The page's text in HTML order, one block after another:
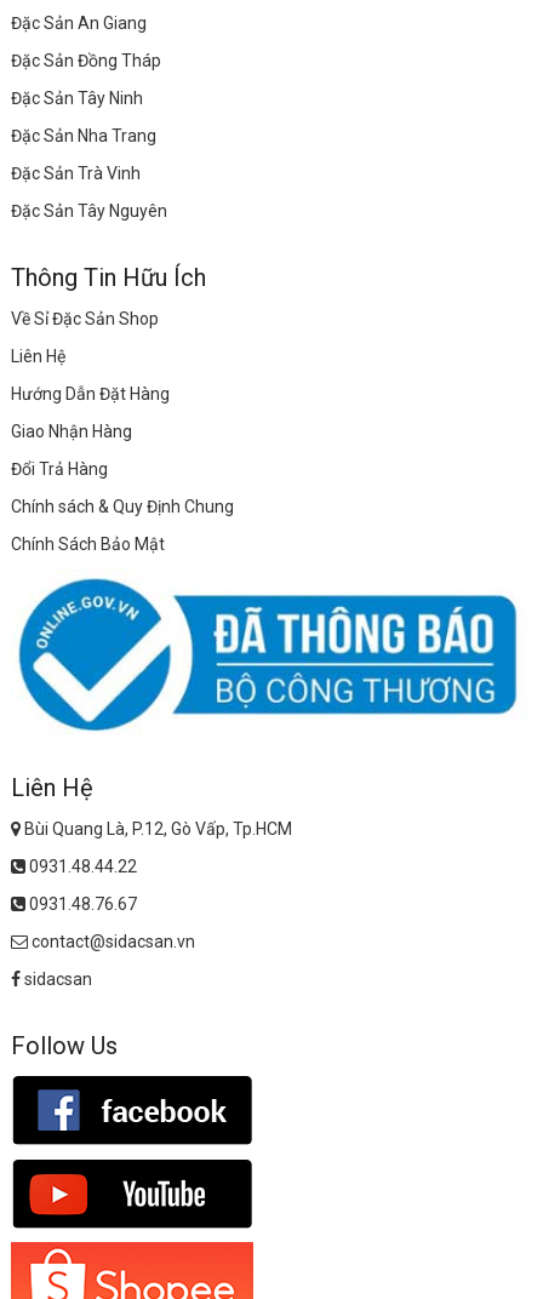
Đặc Sản An Giang
Đặc Sản Đồng Tháp
Đặc Sản Tây Ninh
Đặc Sản Nha Trang
Đặc Sản Trà Vinh
Đặc Sản Tây Nguyên
Thông Tin Hữu Ích
Về Sỉ Đặc Sản Shop
Liên Hệ
Hướng Dẫn Đặt Hàng
Giao Nhận Hàng
Đổi Trả Hàng
Chính sách & Quy Định Chung
Chính Sách Bảo Mật
Liên Hệ
Bùi Quang Là, P.12, Gò Vấp, Tp.HCM
0931.48.44.22
0931.48.76.67
contact@sidacsan.vn
sidacsan
Follow Us